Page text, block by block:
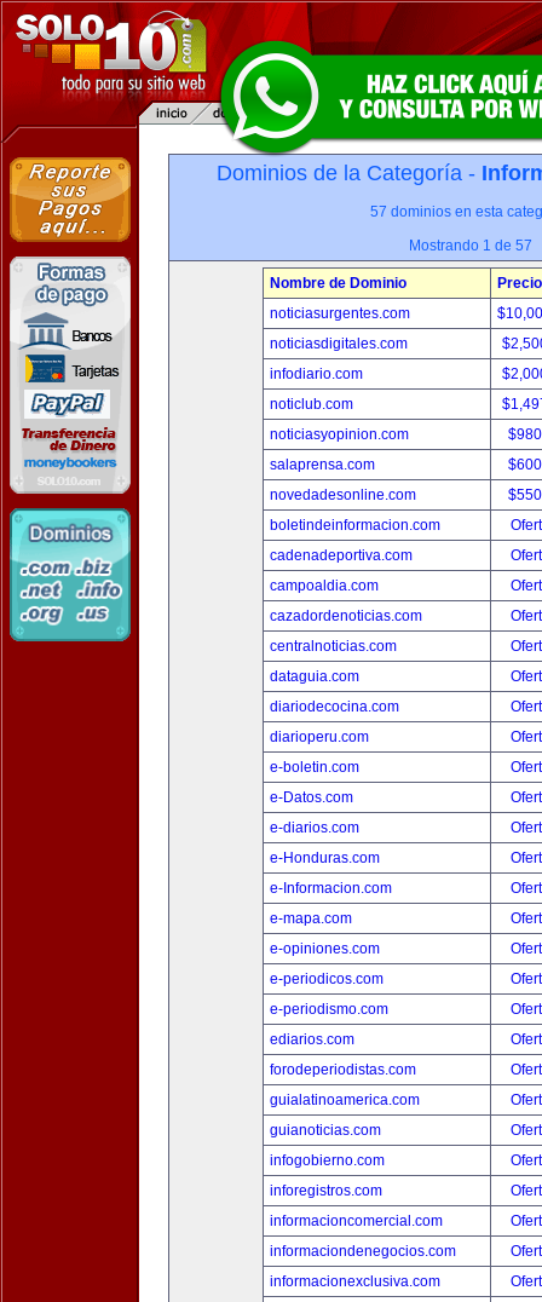
Dominios de la Categoría -
57 dominios en esta
Mostrando 1 de 57
Nombre de Dominio
Precio
noticiasurgentes.com
noticiasdigitales.com
infodiario.com
noticlub.com
noticiasyopinion.com
salaprensa.com
novedadesonline.com
boletindeinformacion.com
cadenadeportiva.com
campoaldia.com
cazadordenoticias.com
centralnoticias.com
dataguia.com
diariodecocina.com
diarioperu.com
e-boletin.com
e-Datos.com
e-diarios.com
e-Honduras.com
e-Informacion.com
e-mapa.com
e-opiniones.com
e-periodicos.com
e-periodismo.com
ediarios.com
forodeperiodistas.com
guialatinoamerica.com
guianoticias.com
infogobierno.com
inforegistros.com
informacioncomercial.com
informaciondenegocios.com
informacionexclusiva.com